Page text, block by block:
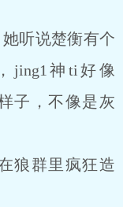
听说楚衡有个
jing1神ti好像
子，不像是灰
群里疯狂造